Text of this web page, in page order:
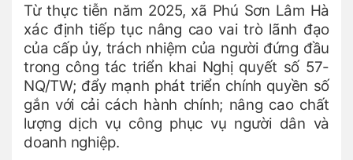
Từ thực tiễn năm 2025, xã Phú Sơn Lâm Hà
xác định tiếp tục nâng cao vai trò lãnh đạo
của cấp ủy, trách nhiệm của người đứng đầu
trong công tác triển khai Nghị quyết số 57-
NQ/TW; đẩy mạnh phát triển chính quyền số
gắn với cải cách hành chính; nâng cao chất
lượng dịch vụ công phục vụ người dân và
doanh nghiệp.